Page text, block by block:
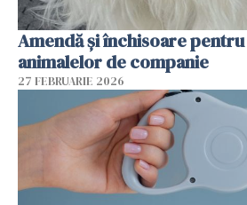
Amendă și închisoare
animalelor de companie
27 FEBRUARIE 2026